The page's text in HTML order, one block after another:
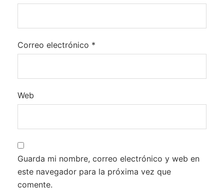
Correo electrónico *
Web
Guarda mi nombre, correo electrónico y web en
este navegador para la próxima vez que
comente.